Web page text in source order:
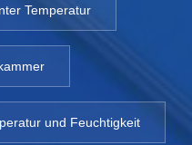
Effekte für die
nutrazeutische Industrie
daher ist es
bei
Temperatur
und Feuchtigkeit